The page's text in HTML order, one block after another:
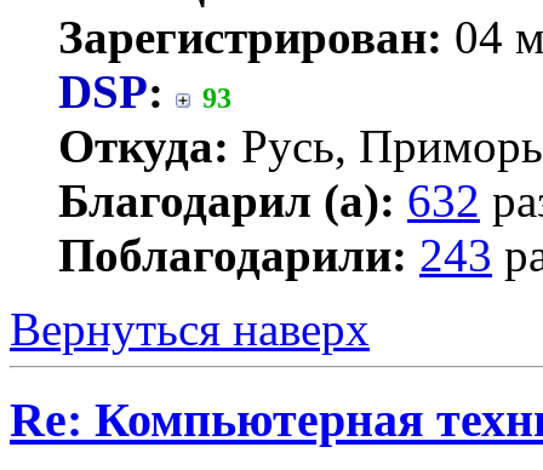
Зарегистрирован: 04
DSP: 93
Откуда: Русь,
Благодарил (а): 632
Поблагодарили: 243
Вернуться наверх
Re: Компьютерная